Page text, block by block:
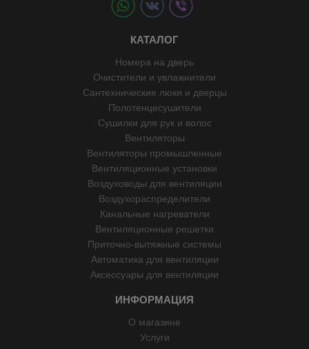
КАТАЛОГ
Номера на дверь
Очистители и увлажнители
Сантехнические люки и дверцы
Полотенцесушители
Сушилки для рук и волос
Вентиляторы
Вентиляторы промышленные
Вентиляционные установки
Воздуховоды для вентиляции
Воздухораспределители
Канальные нагреватели
Вентиляционные решетки
Приточно-вытяжные системы
Автоматика для вентиляции
Аксессуары для вентиляции
ИНФОРМАЦИЯ
О магазине
Услуги